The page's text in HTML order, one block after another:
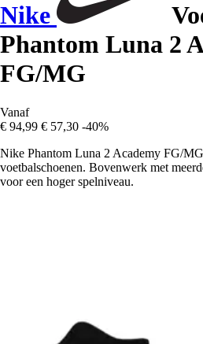
Nike
Phantom Luna 2
FG/MG
Vanaf
€ 94,99 € 57,30 -40%
Nike Phantom Luna 2 Academy FG/
voetbalschoenen. Bovenwerk met
voor een hoger spelniveau.